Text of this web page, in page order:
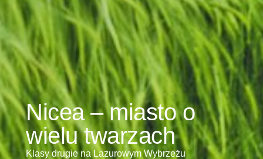
Nicea – miasto o
wielu twarzach
Klasy drugie na Lazurowym Wybrzeżu